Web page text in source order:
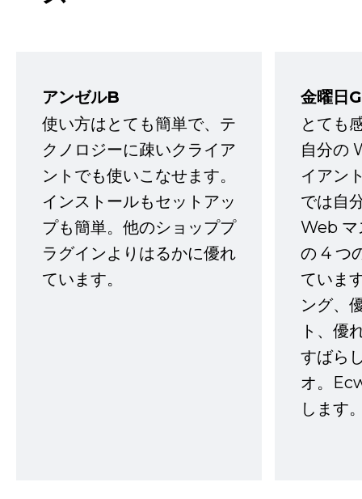
アンゼルB
使い方はとても簡単で、テ
クノロジーに疎いクライア
ントでも使いこなせます。
インストールもセットアッ
プも簡単。他のショッププ
ラグインよりはるかに優れ
ています。
金曜日G
とても
自分の
イアン
では自
Web マ
の 4 つ
ていま
ング、
ト、優
すばら
オ。
します